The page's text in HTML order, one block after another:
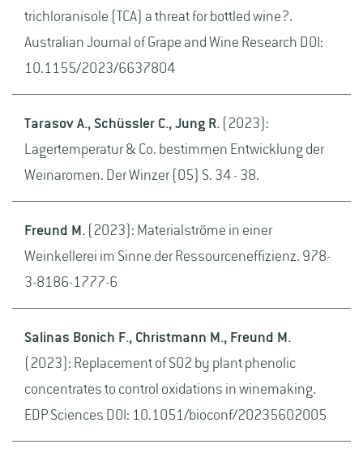
trichloranisole (TCA) a threat for bottled wine?.
Australian Journal of Grape and Wine Research DOI:
10.1155/2023/6637804
Tarasov A., Schüssler C., Jung R. (2023):
Lagertemperatur & Co. bestimmen Entwicklung der
Weinaromen. Der Winzer (05) S. 34 - 38.
Freund M. (2023): Materialströme in einer
Weinkellerei im Sinne der Ressourceneffizienz. 978-
3-8186-1777-6
Salinas Bonich F., Christmann M., Freund M.
(2023): Replacement of SO2 by plant phenolic
concentrates to control oxidations in winemaking.
EDP Sciences DOI: 10.1051/bioconf/20235602005